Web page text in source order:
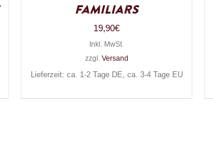
Familiars
19,90€
Inkl. MwSt.
zzgl. Versand
Lieferzeit: ca. 1-2 Tage DE, ca. 3-4 Tage EU